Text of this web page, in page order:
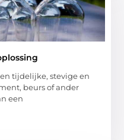
tijdelijke, stevige en
beurs of ander
een